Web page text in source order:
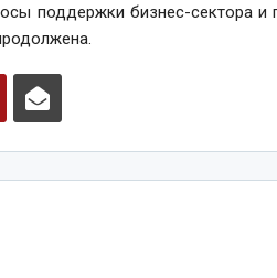
поддержки бизнес-сектора и